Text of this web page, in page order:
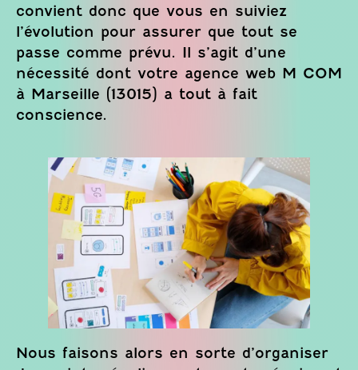
convient donc que vous en suiviez
l’évolution pour assurer que tout se
passe comme prévu. Il s’agit d’une
nécessité dont votre agence web M COM
à Marseille (13015) a tout à fait
conscience.
Nous faisons alors en sorte d’organiser